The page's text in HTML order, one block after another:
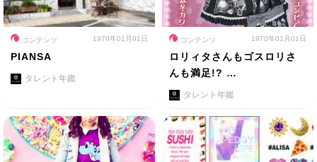
コンテンツ 1970年01月01日
PIANSA
タレント年鑑
コンテンツ 1970年01月01日
ロリィタさんもゴスロリさ
んも満足!? …
タレント年鑑